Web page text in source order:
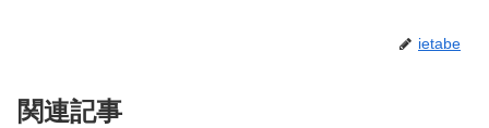
ietabe
関連記事